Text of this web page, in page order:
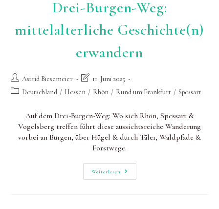
Drei-Burgen-Weg:
mittelalterliche Geschichte(n)
erwandern
Beitrags-
Autor:
Astrid Biesemeier
Beitrag
zuletzt
geändert
11. Juni 2025
Beitrags-Deutschland / Hessen / Rhön / Rund um Frankfurt / Spessart
Auf dem Drei-Burgen-Weg: Wo sich Rhön, Spessart &
Vogelsberg treffen führt diese aussichtsreiche Wanderung
vorbei an Burgen, über Hügel & durch Täler, Waldpfade &
Forstwege.
Weiterlesen
Drei-
Burgen-